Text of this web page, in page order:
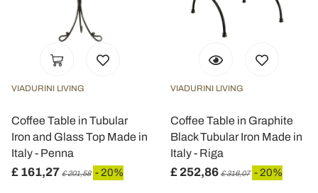
VIADURINI LIVING
Coffee Table in Tubular
Iron and Glass Top Made in
Italy - Penna
£ 161,27 £ 201,58 - 20%
VIADURINI LIVING
Coffee Table in Graphite
Black Tubular Iron Made in
Italy - Riga
£ 252,86 £ 316,07 - 20%